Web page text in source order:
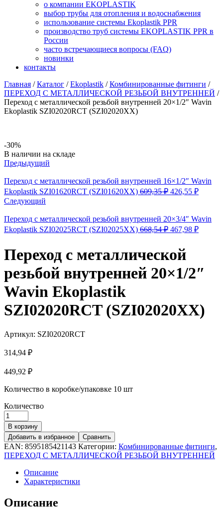
о компании EKOPLASTIK
выбор трубы для отопления и водоснабжения
использование системы Ekoplastik PPR
производство труб системы EKOPLASTIK PPR в
России
часто встречающиеся вопросы (FAQ)
новинки
контакты
Главная /Каталог /Ekoplastik /Комбинированные фитинги /
ПЕРЕХОД С МЕТАЛЛИЧЕСКОЙ РЕЗЬБОЙ ВНУТРЕННЕЙ /
Переход с металлической резьбой внутренней 20×1/2″ Wavin
Ekoplastik SZI02020RCT (SZI02020XX)
-30%
Availability:
В наличии на складе
Предыдущий
Переход с металлической резьбой внутренней 16×1/2″ Wavin
Ekoplastik SZI01620RCT (SZI01620XX) 609,35₽
609,35 ₽.
426,55 ₽
Следующий
Переход с металлической резьбой внутренней 20×3/4″ Wavin
Ekoplastik SZI02025RCT (SZI02025XX) 668,54₽
668,54 ₽.
467,98 ₽
Переход с металлической
резьбой внутренней 20×1/2″
Wavin Ekoplastik
SZI02020RCT (SZI02020XX)
Артикул: SZI02020RCT
314,94 ₽
449,92 ₽
Количество в коробке/упаковке 10 шт
Количество
В корзину
Добавить в избранное
Сравнить
EAN: 8595185421143 Категории: Комбинированные фитинги,
ПЕРЕХОД С МЕТАЛЛИЧЕСКОЙ РЕЗЬБОЙ ВНУТРЕННЕЙ
Описание
Характеристики
Описание